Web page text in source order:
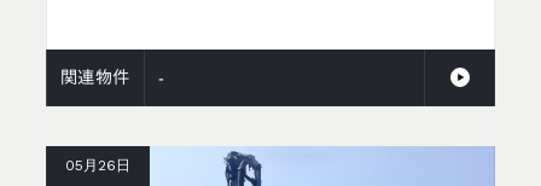
関連物件 -
05月26日